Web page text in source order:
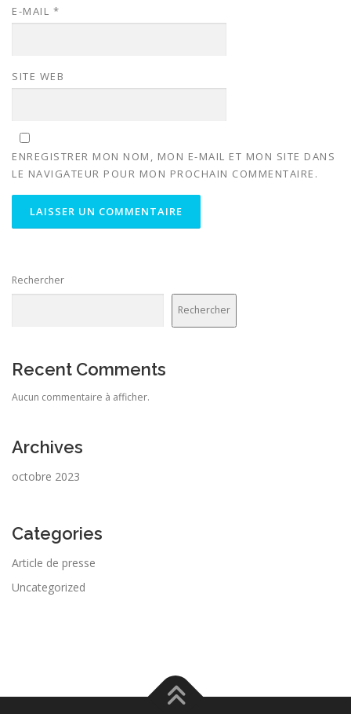
E-MAIL *
SITE WEB
ENREGISTRER MON NOM, MON E-MAIL ET MON SITE DANS
LE NAVIGATEUR POUR MON PROCHAIN COMMENTAIRE.
Rechercher
Rechercher
Recent Comments
Aucun commentaire à afficher.
Archives
octobre 2023
Categories
Article de presse
Uncategorized